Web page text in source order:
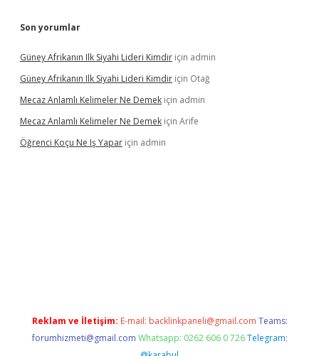
Son yorumlar
Güney Afrikanın Ilk Siyahi Lideri Kimdir için admin
Güney Afrikanın Ilk Siyahi Lideri Kimdir için Otağ
Mecaz Anlamlı Kelimeler Ne Demek için admin
Mecaz Anlamlı Kelimeler Ne Demek için Arife
Öğrenci Koçu Ne Iş Yapar için admin
Reklam ve İletişim: E-mail: backlinkpaneli@gmail.com Teams:
forumhizmeti@gmail.com Whatsapp: 0262 606 0 726 Telegram: